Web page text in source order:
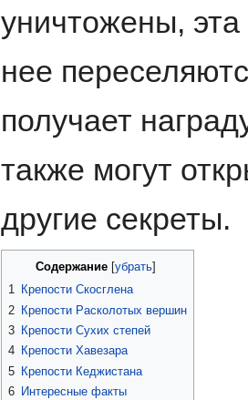
уничтожены, эта
нее
получает
также могут
другие секреты.
Содержание убрать
1 Крепости Скосглена
2 Крепости Расколотых вершин
3 Крепости Сухих степей
4 Крепости Хавезара
5 Крепости Кеджистана
6 Интересные факты